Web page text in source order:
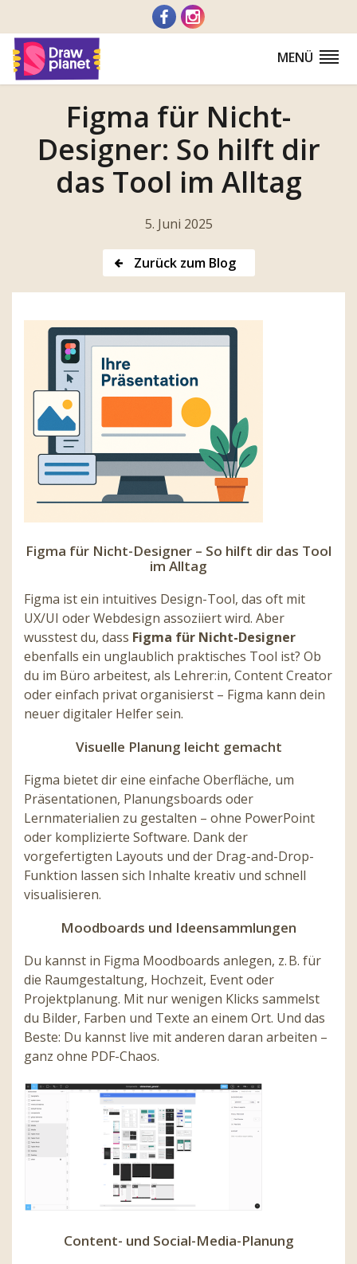
springen
MENÜ
Figma für Nicht-
Designer: So hilft dir
das Tool im Alltag
5. Juni 2025
Zurück zum Blog
Figma für Nicht-Designer – So hilft dir das Tool
im Alltag
Figma ist ein intuitives Design-Tool, das oft mit
UX/UI oder Webdesign assoziiert wird. Aber
wusstest du, dass Figma für Nicht-Designer
ebenfalls ein unglaublich praktisches Tool ist? Ob
du im Büro arbeitest, als Lehrer:in, Content Creator
oder einfach privat organisierst – Figma kann dein
neuer digitaler Helfer sein.
Visuelle Planung leicht gemacht
Figma bietet dir eine einfache Oberfläche, um
Präsentationen, Planungsboards oder
Lernmaterialien zu gestalten – ohne PowerPoint
oder komplizierte Software. Dank der
vorgefertigten Layouts und der Drag-and-Drop-
Funktion lassen sich Inhalte kreativ und schnell
visualisieren.
Moodboards und Ideensammlungen
Du kannst in Figma Moodboards anlegen, z. B. für
die Raumgestaltung, Hochzeit, Event oder
Projektplanung. Mit nur wenigen Klicks sammelst
du Bilder, Farben und Texte an einem Ort. Und das
Beste: Du kannst live mit anderen daran arbeiten –
ganz ohne PDF-Chaos.
Content- und Social-Media-Planung